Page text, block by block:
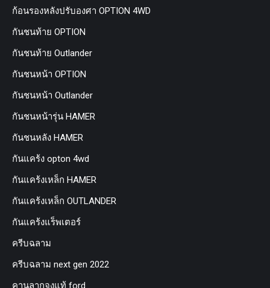
ก้อนรองหลังปรับองศา OPTION 4WD
กันชนท้าย OPTION
กันชนท้าย Outlander
กันชนหน้า OPTION
กันชนหน้า Outlander
กันชนหน้ารุ่น HAMER
กันชนหลัง HAMER
กันแคร้ง opton 4wd
กันแคร้งเหล็ก HAMER
กันแคร้งเหล็ก OUTLANDER
กันแคร้งแร็พเตอร์
ครีบฉลาม
ครีบฉลาม next gen 2022
คานลากจูงแท้ ford